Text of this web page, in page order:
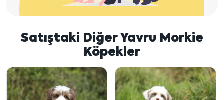
Satıştaki Diğer Yavru Morkie
Köpekler